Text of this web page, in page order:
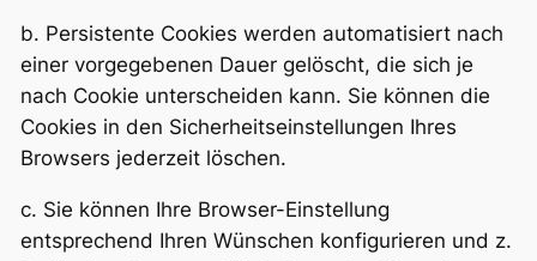
b. Persistente Cookies werden automatisiert nach
einer vorgegebenen Dauer gelöscht, die sich je
nach Cookie unterscheiden kann. Sie können die
Cookies in den Sicherheitseinstellungen Ihres
Browsers jederzeit löschen.
c. Sie können Ihre Browser-Einstellung
entsprechend Ihren Wünschen konfigurieren und z.